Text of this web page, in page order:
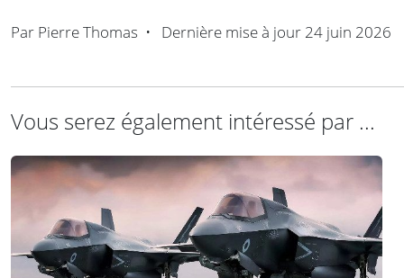
Par Pierre Thomas • Dernière mise à jour 24 juin 2026
Vous serez également intéressé par ...